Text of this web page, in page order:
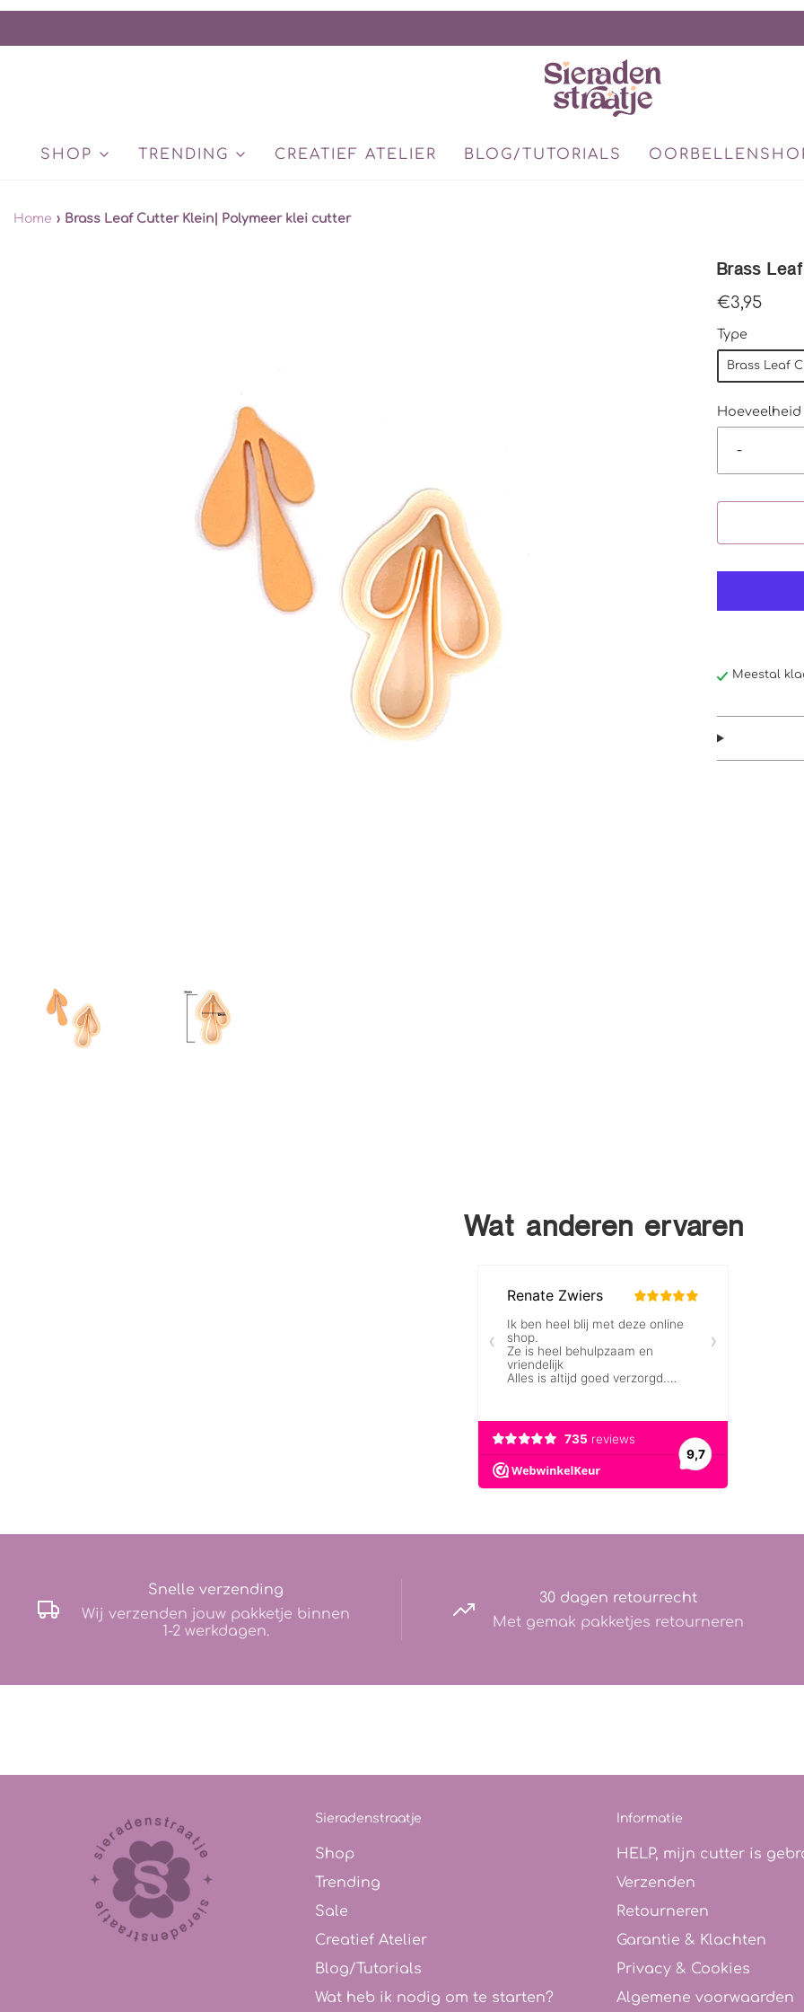
SHOP TRENDING CREATIEF ATELIER BLOG/TUTORIALS
Home › Brass Leaf Cutter Klein| Polymeer klei cutter
Brass
€3,95
Type
Brass Leaf
Hoeveelheid
-
Meestal
Wat anderen ervaren
Snelle verzending
Wij verzenden jouw pakketje binnen
1-2 werkdagen.
30 dagen retourrecht
Met gemak pakketjes retourneren
Sieradenstraatje
Shop
Trending
Sale
Creatief Atelier
Blog/Tutorials
Wat heb ik nodig om te starten?
Informatie
HELP, mijn cutter is
Verzenden
Retourneren
Garantie & Klachten
Privacy & Cookies
Algemene voorwaarden